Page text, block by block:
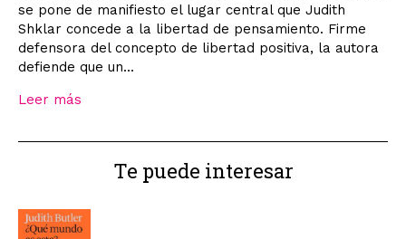
se pone de manifiesto el lugar central que Judith
Shklar concede a la libertad de pensamiento. Firme
defensora del concepto de libertad positiva, la autora
defiende que un...
Leer más
Te puede interesar